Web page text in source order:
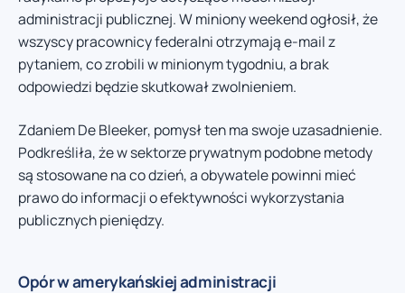
administracji publicznej. W miniony weekend ogłosił, że
wszyscy pracownicy federalni otrzymają e-mail z
pytaniem, co zrobili w minionym tygodniu, a brak
odpowiedzi będzie skutkował zwolnieniem.
Zdaniem De Bleeker, pomysł ten ma swoje uzasadnienie.
Podkreśliła, że w sektorze prywatnym podobne metody
są stosowane na co dzień, a obywatele powinni mieć
prawo do informacji o efektywności wykorzystania
publicznych pieniędzy.
Opór w amerykańskiej administracji